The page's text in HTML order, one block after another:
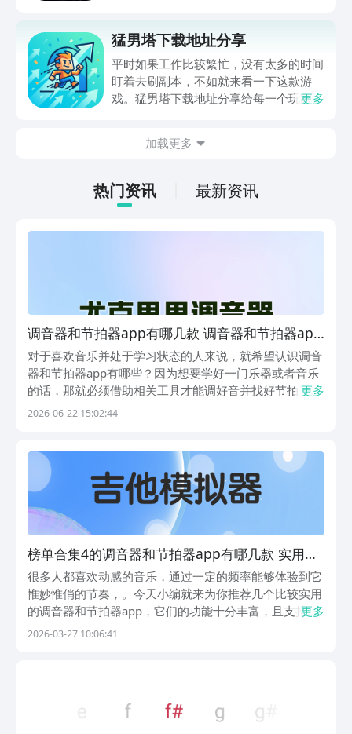
接就可以下载。游戏的上手门槛还是比较
低的，一只手就可以操控，很适合用来去
打发无聊的时间，可玩性真的比较高。
猛男塔下载地址分享
平时如果工作比较繁忙，没有太多的时间
盯着去刷副本，不如就来看一下这款游
戏。猛男塔下载地址分享给每一个玩家，
空余的时间就可以慢慢的养成角色，就很
一下。
更多
加载更多
热门资讯 最新资讯
调音器和节拍器app有哪几款 调音器和节拍器app
分享
对于喜欢音乐并处于学习状态的人来说，就希望认识调音
器和节拍器app有哪些？因为想要学好一门乐器或者音乐
的话，那就必须借助相关工具才能调好音并找好节拍，不
然光是靠自己清唱的话不仅无法唱好音乐，就连节奏都很
更多
2026-06-22 15:02:44
榜单合集4的调音器和节拍器app有哪几款 实用的
调音器和节拍器软件before_2
很多人都喜欢动感的音乐，通过一定的频率能够体验到它
惟妙惟俏的节奏，。今天小编就来为你推荐几个比较实用
的调音器和节拍器app，它们的功能十分丰富，且支持不
同的调音模式。另外也能通过这些软件去对声音进行编
更多
2026-03-27 10:06:41